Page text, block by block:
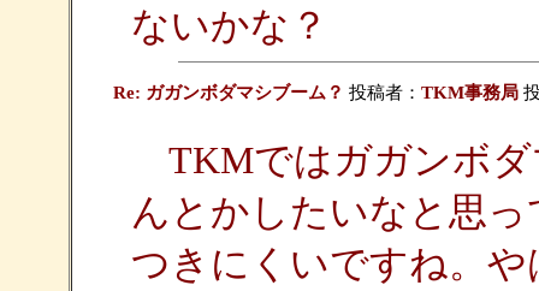
ないかな？
Re: ガガンボダマシブーム？ 投稿者： TKM事務局
TKMではガガンボダ
んとかしたいなと思
つきにくいですね。